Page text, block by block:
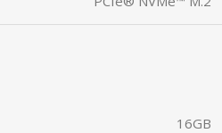
16GB